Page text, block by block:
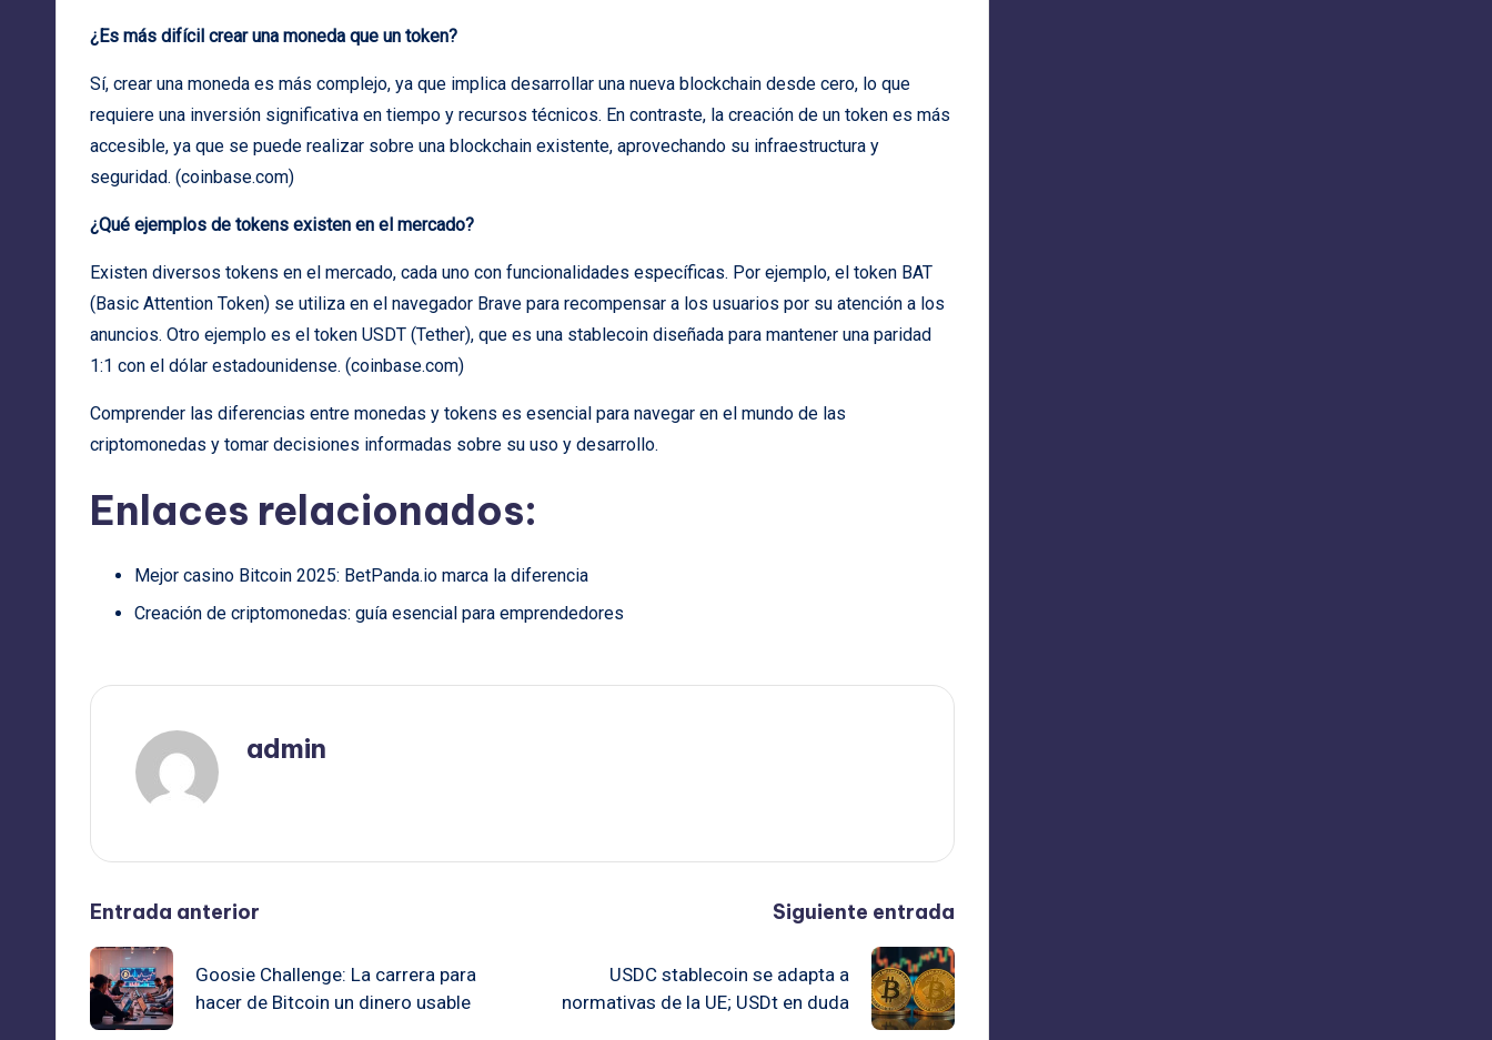
¿Es más difícil crear una moneda que un token?
Sí, crear una moneda es más complejo, ya que implica desarrollar una nueva blockchain desde cero, lo que
requiere una inversión significativa en tiempo y recursos técnicos. En contraste, la creación de un token es más
accesible, ya que se puede realizar sobre una blockchain existente, aprovechando su infraestructura y
seguridad. (coinbase.com)
¿Qué ejemplos de tokens existen en el mercado?
Existen diversos tokens en el mercado, cada uno con funcionalidades específicas. Por ejemplo, el token BAT
(Basic Attention Token) se utiliza en el navegador Brave para recompensar a los usuarios por su atención a los
anuncios. Otro ejemplo es el token USDT (Tether), que es una stablecoin diseñada para mantener una paridad
1:1 con el dólar estadounidense. (coinbase.com)
Comprender las diferencias entre monedas y tokens es esencial para navegar en el mundo de las
criptomonedas y tomar decisiones informadas sobre su uso y desarrollo.
Enlaces relacionados:
Mejor casino Bitcoin 2025: BetPanda.io marca la diferencia
Creación de criptomonedas: guía esencial para emprendedores
admin
Navegación
de
Entrada anterior
Goosie Challenge: La carrera para
hacer de Bitcoin un dinero usable
Siguiente entrada
USDC stablecoin se adapta a
normativas de la UE; USDt en duda